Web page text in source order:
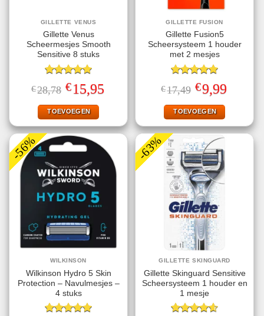
GILLETTE VENUS
Gillette Venus
Scheermesjes Smooth
Sensitive 8 stuks
Gewaardeerd
5.00uit 5
€28,78 Oorspronkelijke
prijs
was:
€28,78.
€15,95prijs
TOEVOEGEN
GILLETTE FUSION
Gillette Fusion5
Scheersysteem 1 houder
met 2 mesjes
Gewaardeerd
5.00uit 5
€17,49 Oorspronkelijke
prijs
was:
€17,49.
€9,99Huidige
prijs
TOEVOEGEN
-56%
WILKINSON
Wilkinson Hydro 5 Skin
Protection – Navulmesjes –
4 stuks
-63%
GILLETTE SKINGUARD
Gillette Skinguard Sensitive
Scheersysteem 1 houder en
1 mesje